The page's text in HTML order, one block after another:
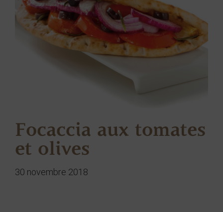
Focaccia aux tomates
et olives
30 novembre 2018